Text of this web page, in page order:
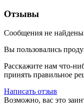
Отзывы
Сообщения не найдены
Вы пользовались
Расскажите нам что-
принять правильное
Написать отзыв
Возможно, вас это